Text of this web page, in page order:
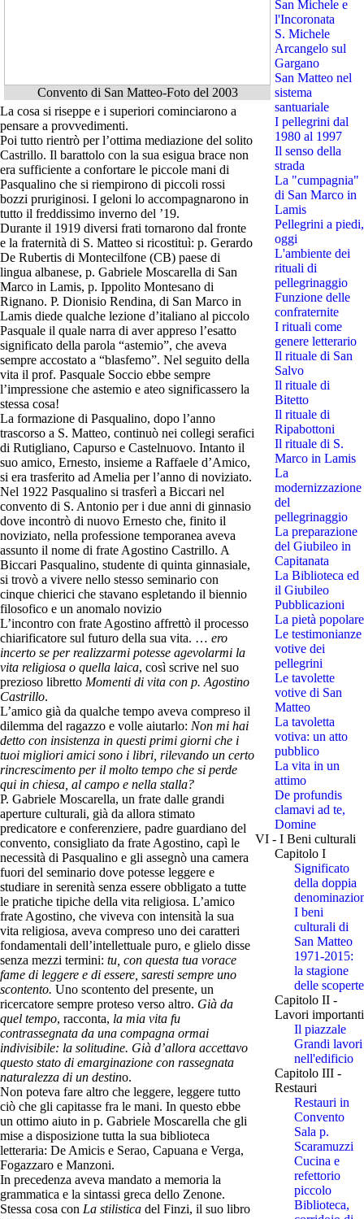
Convento di San Matteo-Foto del 2003
La cosa si riseppe e i superiori cominciarono a
pensare a provvedimenti.
Poi tutto rientrò per l’ottima mediazione del solito
Castrillo. Il barattolo con la sua esigua brace non
era sufficiente a confortare le piccole mani di
Pasqualino che si riempirono di piccoli rossi
bozzi pruriginosi. I geloni lo accompagnarono in
tutto il freddissimo inverno del ’19.
Durante il 1919 diversi frati tornarono dal fronte
e la fraternità di S. Matteo si ricostituì: p. Gerardo
De Rubertis di Montecilfone (CB) paese di
lingua albanese, p. Gabriele Moscarella di San
Marco in Lamis, p. Ippolito Montesano di
Rignano. P. Dionisio Rendina, di San Marco in
Lamis diede qualche lezione d’italiano al piccolo
Pasquale il quale narra di aver appreso l’esatto
significato della parola “astemio”, che aveva
sempre accostato a “blasfemo”. Nel seguito della
vita il prof. Pasquale Soccio ebbe sempre
l’impressione che astemio e ateo significassero la
stessa cosa!
La formazione di Pasqualino, dopo l’anno
trascorso a S. Matteo, continuò nei collegi serafici
di Rutigliano, Capurso e Castelnuovo. Intanto il
suo amico, Ernesto, insieme a Raffaele d’Amico,
si era trasferito ad Amelia per l’anno di noviziato.
Nel 1922 Pasqualino si trasferì a Biccari nel
convento di S. Antonio per i due anni di ginnasio
dove incontrò di nuovo Ernesto che, finito il
noviziato, nella professione temporanea aveva
assunto il nome di frate Agostino Castrillo. A
Biccari Pasqualino, studente di quinta ginnasiale,
si trovò a vivere nello stesso seminario con
cinque chierici che stavano espletando il biennio
filosofico e un anomalo novizio
L’incontro con frate Agostino affrettò il processo
chiarificatore sul futuro della sua vita. … ero
incerto se per realizzarmi potesse agevolarmi la
vita religiosa o quella laica, così scrive nel suo
prezioso libretto Momenti di vita con p. Agostino
Castrillo.
L’amico già da qualche tempo aveva compreso il
dilemma del ragazzo e volle aiutarlo: Non mi hai
detto con insistenza in questi primi giorni che i
tuoi migliori amici sono i libri, rilevando un certo
rincrescimento per il molto tempo che si perde
qui in chiesa, al campo e nella stalla?
P. Gabriele Moscarella, un frate dalle grandi
aperture culturali, già da allora stimato
predicatore e conferenziere, padre guardiano del
convento, consigliato da frate Agostino, capì le
necessità di Pasqualino e gli assegnò una camera
fuori del seminario dove potesse leggere e
studiare in serenità senza essere obbligato a tutte
le pratiche tipiche della vita religiosa. L’amico
frate Agostino, che viveva con intensità la sua
vita religiosa, aveva compreso uno dei caratteri
fondamentali dell’intellettuale puro, e glielo disse
senza mezzi termini: tu, con questa tua vorace
fame di leggere e di essere, saresti sempre uno
scontento. Uno scontento del presente, un
ricercatore sempre proteso verso altro. Già da
quel tempo, racconta, la mia vita fu
contrassegnata da una compagna ormai
indivisibile: la solitudine. Già d’allora accettavo
questo stato di emarginazione con rassegnata
naturalezza di un destino.
Non poteva fare altro che leggere, leggere tutto
ciò che gli capitasse fra le mani. In questo ebbe
un ottimo aiuto in p. Gabriele Moscarella che gli
mise a disposizione tutta la sua biblioteca
letteraria: De Amicis e Serao, Capuana e Verga,
Fogazzaro e Manzoni.
In precedenza aveva mandato a memoria la
grammatica e la sintassi greca dello Zenone.
Stessa cosa con La stilistica del Finzi, il suo libro
San Michele e
l'Incoronata
S. Michele
Arcangelo sul
Gargano
San Matteo nel
sistema
santuariale
I pellegrini dal
1980 al 1997
Il senso della
strada
La "cumpagnia"
di San Marco in
Lamis
Pellegrini a piedi,
oggi
L'ambiente dei
rituali di
pellegrinaggio
Funzione delle
confraternite
I rituali come
genere letterario
Il rituale di San
Salvo
Il rituale di
Bitetto
Il rituale di
Ripabottoni
Il rituale di S.
Marco in Lamis
La
modernizzazione
del
pellegrinaggio
La preparazione
del Giubileo in
Capitanata
La Biblioteca ed
il Giubileo
Pubblicazioni
La pietà popolare
Le testimonianze
votive dei
pellegrini
Le tavolette
votive di San
Matteo
La tavoletta
votiva: un atto
pubblico
La vita in un
attimo
De profundis
clamavi ad te,
Domine
VI - I Beni culturali
Capitolo I
Significato
della doppia
I beni
culturali di
San Matteo
1971-2015:
la stagione
delle scoperte
Capitolo II -
Lavori importanti
Il piazzale
Grandi lavori
nell'edificio
Capitolo III -
Restauri
Restauri in
Convento
Sala p.
Scaramuzzi
Cucina e
refettorio
piccolo
Biblioteca,